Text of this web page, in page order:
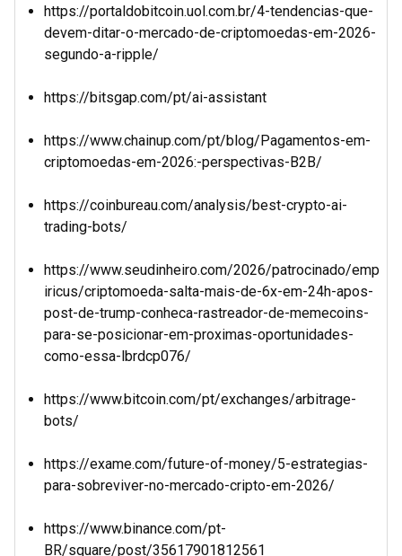
https://portaldobitcoin.uol.com.br/4-tendencias-que-
devem-ditar-o-mercado-de-criptomoedas-em-2026-
segundo-a-ripple/
https://bitsgap.com/pt/ai-assistant
https://www.chainup.com/pt/blog/Pagamentos-em-
criptomoedas-em-2026:-perspectivas-B2B/
https://coinbureau.com/analysis/best-crypto-ai-
trading-bots/
https://www.seudinheiro.com/2026/patrocinado/emp
iricus/criptomoeda-salta-mais-de-6x-em-24h-apos-
post-de-trump-conheca-rastreador-de-memecoins-
para-se-posicionar-em-proximas-oportunidades-
como-essa-lbrdcp076/
https://www.bitcoin.com/pt/exchanges/arbitrage-
bots/
https://exame.com/future-of-money/5-estrategias-
para-sobreviver-no-mercado-cripto-em-2026/
https://www.binance.com/pt-
BR/square/post/35617901812561